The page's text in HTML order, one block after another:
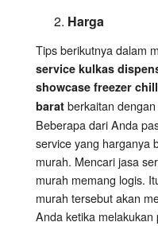
Harga
Tips berikutnya dalam
service kulkas
showcase freezer
barat berkaitan
Beberapa dari Anda
service yang harganya
murah. Mencari jasa
murah memang logis.
murah tersebut akan
Anda ketika melakukan